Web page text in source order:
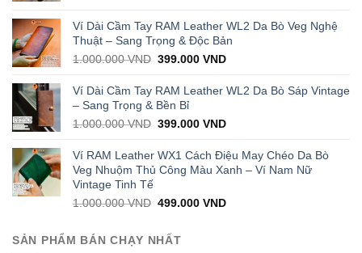
was:
1.000.000 VND.
is:
429.000 VND.
Ví Dài Cầm Tay RAM Leather WL2 Da Bò Veg Nghệ
Thuật – Sang Trọng & Độc Bản
1.000.000VND Original
was:
1.000.000 VND.
399.000VNDCurrent
is:
Ví Dài Cầm Tay RAM Leather WL2 Da Bò Sáp Vintage
– Sang Trọng & Bền Bỉ
1.000.000VND Original
was:
1.000.000 VND.
399.000VNDCurrent
is:
399.000 VND.
Ví RAM Leather WX1 Cách Điệu May Chéo Da Bò
Veg Nhuộm Thủ Công Màu Xanh – Ví Nam Nữ
Vintage Tinh Tế
1.000.000VND Original
was:
1.000.000 VND.
499.000VNDCurrent
SẢN PHẨM BÁN CHẠY NHẤT